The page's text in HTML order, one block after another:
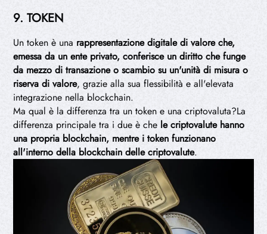
9. TOKEN
Un token è una rappresentazione digitale di valore che,
emessa da un ente privato, conferisce un diritto che funge
da mezzo di transazione o scambio su un'unità di misura o
riserva di valore, grazie alla sua flessibilità e all'elevata
integrazione nella blockchain.
Ma qual è la differenza tra un token e una criptovaluta?La
differenza principale tra i due è che le criptovalute hanno
una propria blockchain, mentre i token funzionano
all'interno della blockchain delle criptovalute.